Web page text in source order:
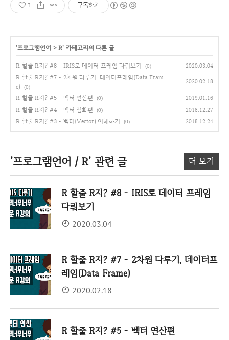
1 구독하기
'프로그램언어 >R' 카테고리의 다른 글
R 할줄 R지? #8 - IRIS로 데이터 프레임 다뤄보기 (0) 2020.03.04
R 할줄 R지? #7 - 2차원 다루기, 데이터프레임(Data Fram
e)
(0)
2020.02.18
R 할줄 R지? #5 - 벡터 연산편 (0) 2019.01.16
R 할줄 R지? #4 - 벡터 심화편 (0) 2018.12.27
R 할줄 R지? #3 - 벡터(Vector) 이해하기 (0) 2018.12.24
'프로그램언어 / R' 관련 글 더 보기
R 할줄 R지? #8 - IRIS로 데이터 프레임
다뤄보기
2020.03.04
R 할줄 R지? #7 - 2차원 다루기, 데이터프
레임(Data Frame)
2020.02.18
R 할줄 R지? #5 - 벡터 연산편